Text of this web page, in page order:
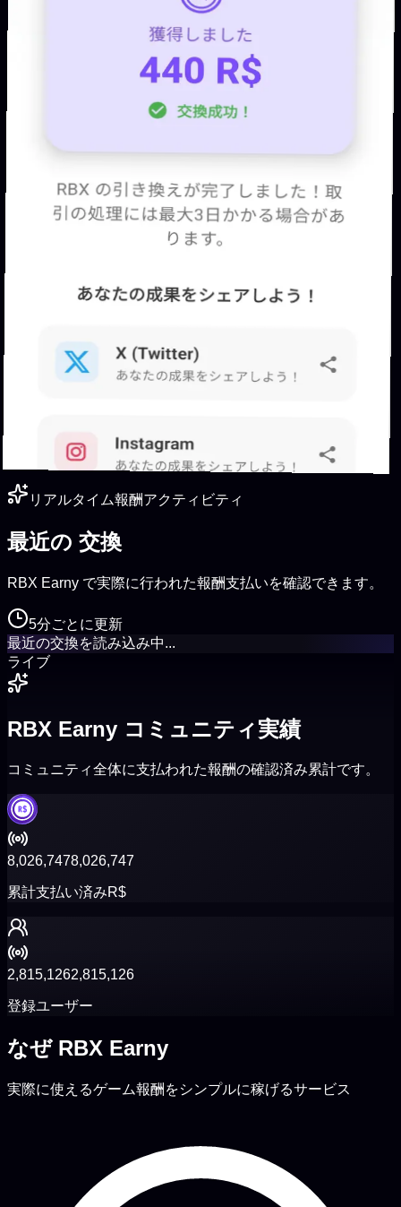
リアルタイム報酬アクティビティ
最近の 交換
RBX Earny で実際に行われた報酬支払いを確認できます。
5分ごとに更新
最近の交換を読み込み中...
ライブ
RBX Earny コミュニティ実績
コミュニティ全体に支払われた報酬の確認済み累計です。
8,026,7478,026,747
累計支払い済みR$
2,815,1262,815,126
登録ユーザー
なぜ RBX Earny
実際に使えるゲーム報酬をシンプルに稼げるサービス